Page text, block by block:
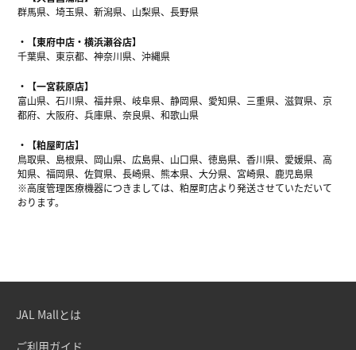
群馬県、埼玉県、新潟県、山梨県、長野県
【東府中店・横浜瀬谷店】
千葉県、東京都、神奈川県、沖縄県
【一宮萩原店】
富山県、石川県、福井県、岐阜県、静岡県、愛知県、三重県、滋賀県、京
都府、大阪府、兵庫県、奈良県、和歌山県
【粕屋町店】
鳥取県、島根県、岡山県、広島県、山口県、徳島県、香川県、愛媛県、高
知県、福岡県、佐賀県、長崎県、熊本県、大分県、宮崎県、鹿児島県
※高度管理医療機器につきましては、粕屋町店より発送させていただいて
おります。
JAL Mallとは
ご利用ガイド